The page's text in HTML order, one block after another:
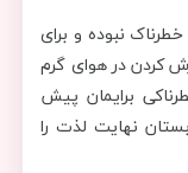
نبوده و برای
کردن در هوای گرم
برایمان پیش
نهایت لذت را